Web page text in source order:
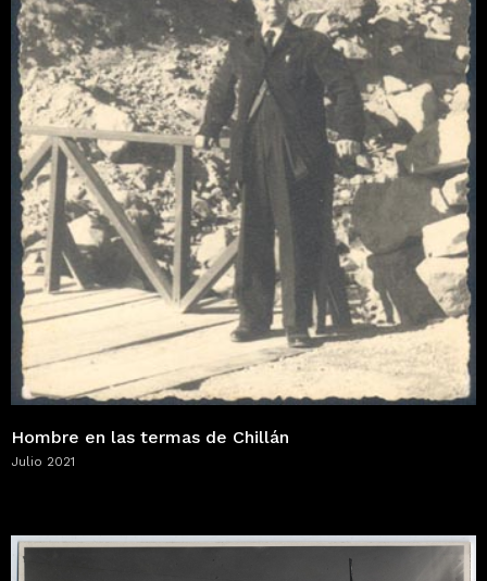
Hombre en las termas de Chillán
Julio 2021